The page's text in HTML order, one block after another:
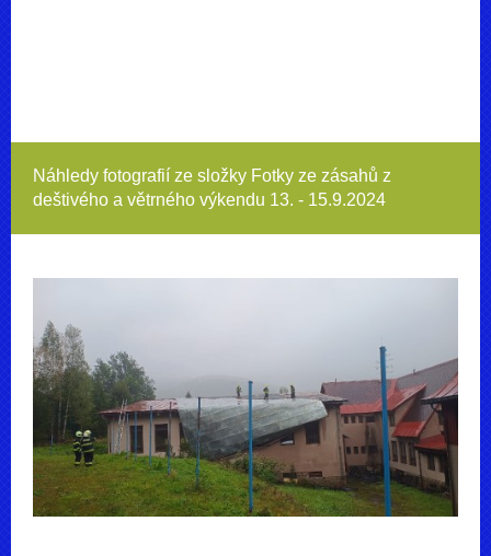
Náhledy fotografií ze složky Fotky ze zásahů z
deštivého a větrného výkendu 13. - 15.9.2024